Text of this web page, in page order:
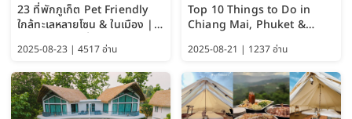
23 ที่พักภูเก็ต Pet Friendly
ใกล้ทะเลหลายโซน & ในเมือง |
2025-08-23 | 4517 อ่าน
Top 10 Things to Do in
Chiang Mai, Phuket &
Guide 2025)
2025-08-21 | 1237 อ่าน